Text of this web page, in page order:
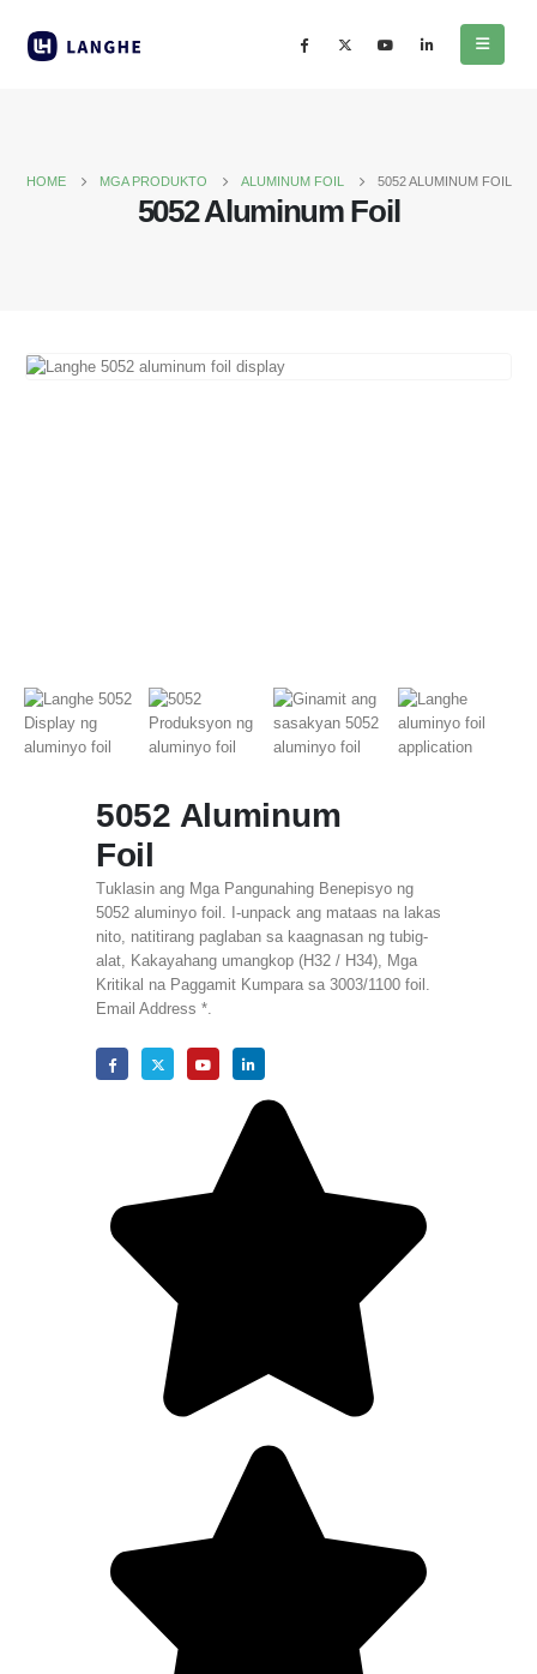
HOME MGA PRODUKTO ALUMINUM FOIL 5052 ALUMINUM FOIL
5052 Aluminum Foil
5052 Aluminum
Foil
Tuklasin ang Mga Pangunahing Benepisyo ng
5052 aluminyo foil. I-unpack ang mataas na lakas
nito, natitirang paglaban sa kaagnasan ng tubig-
alat, Kakayahang umangkop (H32 / H34), Mga
Kritikal na Paggamit Kumpara sa 3003/1100 foil.
Email Address *.